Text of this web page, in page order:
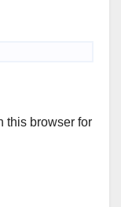
this browser for